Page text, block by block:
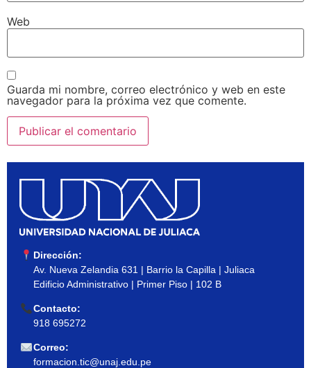
Web
Guarda mi nombre, correo electrónico y web en este
navegador para la próxima vez que comente.
Dirección:
Av. Nueva Zelandia 631 | Barrio la Capilla | Juliaca
Edificio Administrativo | Primer Piso | 102 B
Contacto:
918 695272
Correo:
formacion.tic@unaj.edu.pe